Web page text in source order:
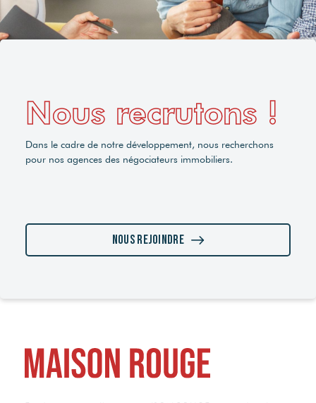
Nous recrutons !
Dans le cadre de notre développement, nous recherchons
pour nos agences des négociateurs immobiliers.
Nous rejoindre